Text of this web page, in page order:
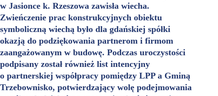
w Jasionce k. Rzeszowa zawisła wiecha.
Zwieńczenie prac konstrukcyjnych obiektu
symboliczną wiechą było dla gdańskiej spółki
okazją do podziękowania partnerom i firmom
zaangażowanym w budowę. Podczas uroczystości
podpisany został również list intencyjny
o partnerskiej współpracy pomiędzy LPP a Gminą
Trzebownisko, potwierdzający wolę podejmowania